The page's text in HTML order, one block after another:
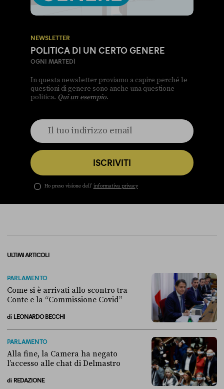
NEWSLETTER
POLITICA DI UN CERTO GENERE
OGNI MARTEDÌ
In questa newsletter proviamo a capire perché le
questioni di genere sono anche una questione
politica. Qui un esempio.
ISCRIVITI
Ho preso visione dell’ informativa privacy
ULTIMI ARTICOLI
PARLAMENTO
Come si è arrivati allo scontro tra
Conte e la “Commissione Covid”
di LEONARDO BECCHI
PARLAMENTO
Alla fine, la Camera ha negato
l’accesso alle chat di Delmastro
di REDAZIONE